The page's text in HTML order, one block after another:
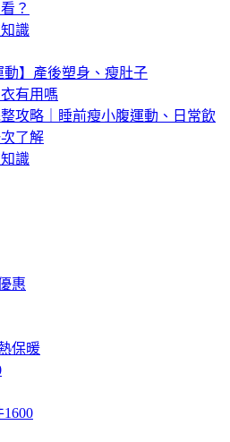
？
識
動】產後塑身、瘦肚子
有用嗎
攻略｜睡前瘦小腹運動、日常飲
了解
識
惠
保暖